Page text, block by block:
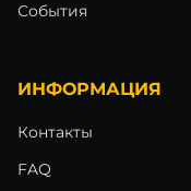
События
ИНФОРМАЦИЯ
Контакты
FAQ